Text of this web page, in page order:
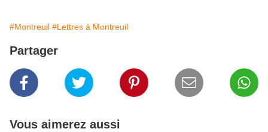
#Montreuil #Lettres à Montreuil
Partager
Vous aimerez aussi